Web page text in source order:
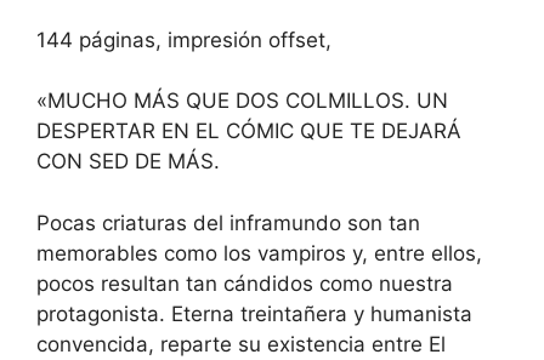
144 páginas, impresión offset,
«MUCHO MÁS QUE DOS COLMILLOS. UN
DESPERTAR EN EL CÓMIC QUE TE DEJARÁ
CON SED DE MÁS.
Pocas criaturas del inframundo son tan
memorables como los vampiros y, entre ellos,
pocos resultan tan cándidos como nuestra
protagonista. Eterna treintañera y humanista
convencida, reparte su existencia entre El